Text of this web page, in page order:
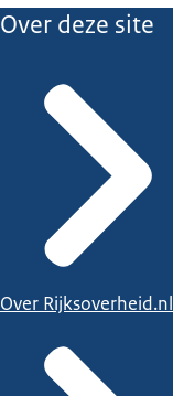
Over deze site
Over Rijksoverheid.nl